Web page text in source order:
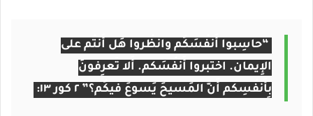
“حاسِبوا أَنفُسَكُم وانظُروا هَل أَنتُم على
الإِيمان. اختبروا أَنفُسَكم. أَلا تَعرِفونَ
بِأَنفُسِكم أَنَّ المَسيحَ يَسوعَ فيكُم؟” ٢ كور ١٣: